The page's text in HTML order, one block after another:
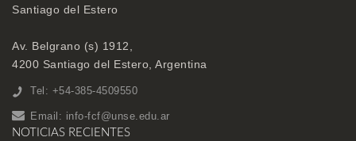
Santiago del Estero
Av. Belgrano (s) 1912,
4200 Santiago del Estero, Argentina
Tel: +54-385-4509550
Email: info-fcf@unse.edu.ar
NOTICIAS RECIENTES